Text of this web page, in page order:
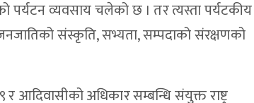
व्यवसाय चलेको छ । तर त्यस्ता पर्यटकीय
संस्कृति, सभ्यता, सम्पदाको संरक्षणको
आदिवासीको अधिकार सम्बन्धि संयुक्त राष्ट्र